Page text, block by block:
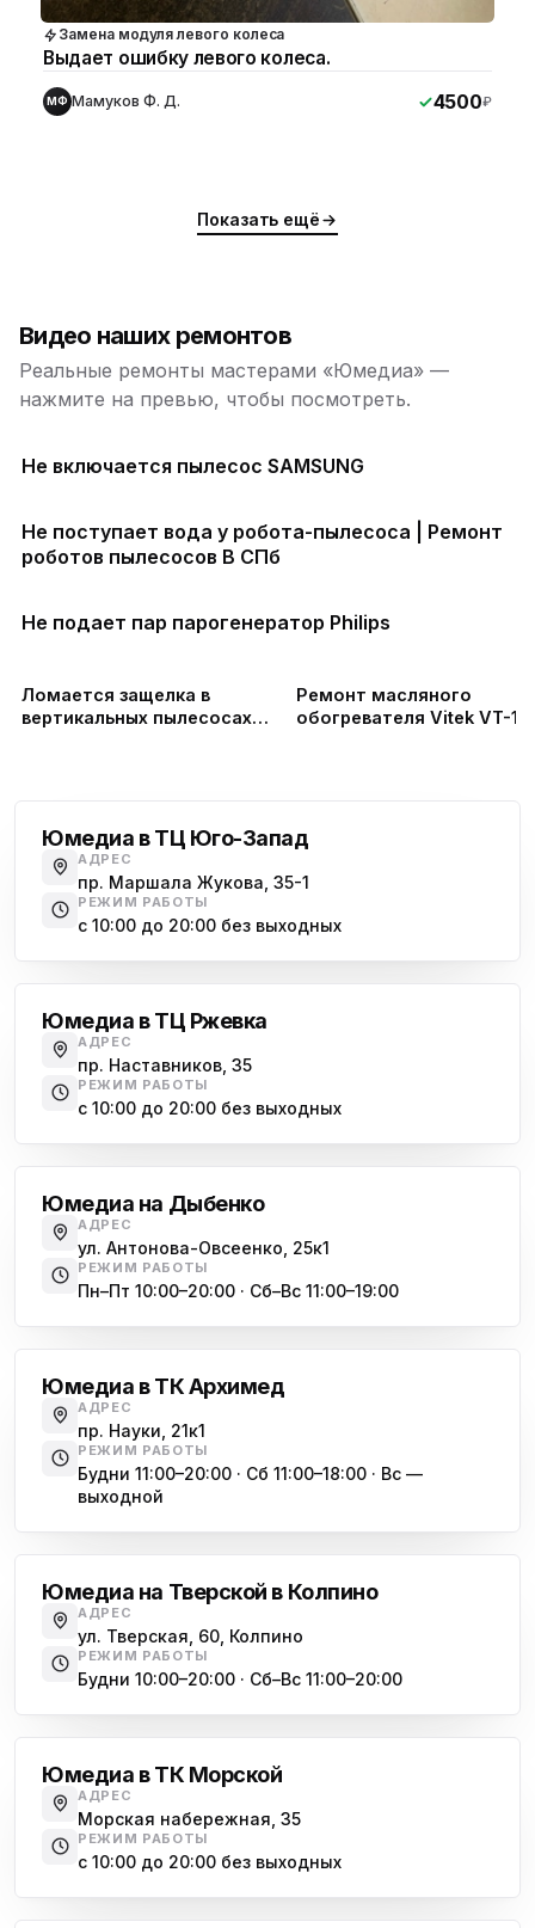
Замена модуля левого колеса
Выдает ошибку левого колеса.
МФ Мамуков Ф. Д. 4500₽
Показать ещё
Видео наших ремонтов
Реальные ремонты мастерами «Юмедиа» —
нажмите на превью, чтобы посмотреть.
Не включается пылесос SAMSUNG
Не поступает вода у робота-пылесоса | Ремонт
роботов пылесосов В СПб
Не подает пар парогенератор Philips
Ломается защелка в
вертикальных пылесосах
Ремонт масляного
обогревателя Vitek VT-
Юмедиа в ТЦ Юго-Запад
АДРЕС
пр. Маршала Жукова, 35-1
РЕЖИМ РАБОТЫ
с 10:00 до 20:00 без выходных
Юмедиа в ТЦ Ржевка
АДРЕС
пр. Наставников, 35
РЕЖИМ РАБОТЫ
с 10:00 до 20:00 без выходных
Юмедиа на Дыбенко
АДРЕС
ул. Антонова-Овсеенко, 25к1
РЕЖИМ РАБОТЫ
Пн–Пт 10:00–20:00 · Сб–Вс 11:00–19:00
Юмедиа в ТК Архимед
АДРЕС
пр. Науки, 21к1
РЕЖИМ РАБОТЫ
Будни 11:00–20:00 · Сб 11:00–18:00 · Вс —
выходной
Юмедиа на Тверской в Колпино
АДРЕС
ул. Тверская, 60, Колпино
РЕЖИМ РАБОТЫ
Будни 10:00–20:00 · Сб–Вс 11:00–20:00
Юмедиа в ТК Морской
АДРЕС
Морская набережная, 35
РЕЖИМ РАБОТЫ
с 10:00 до 20:00 без выходных